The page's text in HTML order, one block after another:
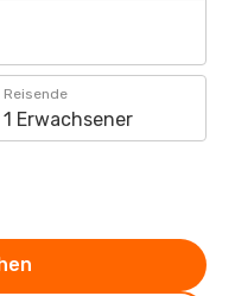
Reisende
1 Erwachsener